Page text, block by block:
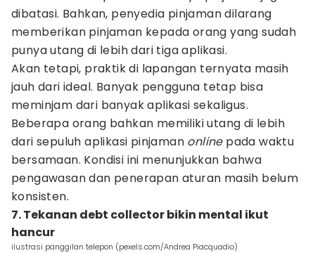
dibatasi. Bahkan, penyedia pinjaman dilarang
memberikan pinjaman kepada orang yang sudah
punya utang di lebih dari tiga aplikasi.
Akan tetapi, praktik di lapangan ternyata masih
jauh dari ideal. Banyak pengguna tetap bisa
meminjam dari banyak aplikasi sekaligus.
Beberapa orang bahkan memiliki utang di lebih
dari sepuluh aplikasi pinjaman online pada waktu
bersamaan. Kondisi ini menunjukkan bahwa
pengawasan dan penerapan aturan masih belum
konsisten.
7. Tekanan debt collector bikin mental ikut
hancur
ilustrasi panggilan telepon (pexels.com/Andrea Piacquadio)